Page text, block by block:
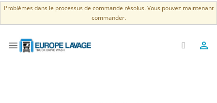
Problèmes dans le processus de commande résolus. Vous pouvez maintenant
commander.
 